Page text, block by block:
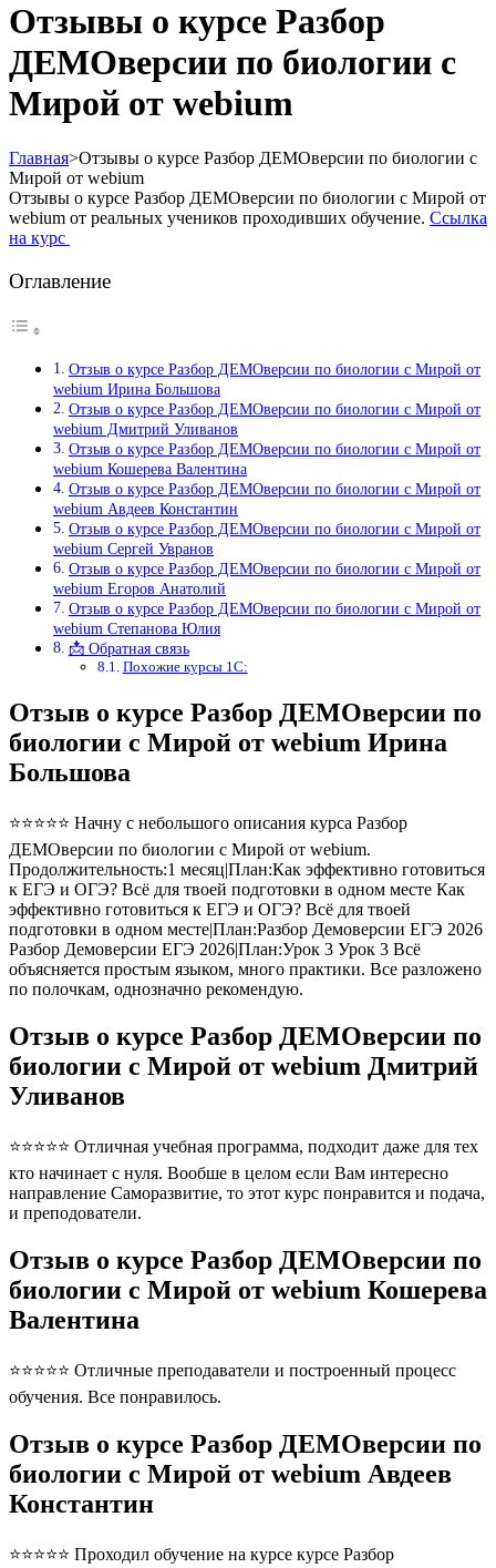
Отзывы о курсе Разбор
ДЕМОверсии по биологии с
Мирой от webium
Главная>Отзывы о курсе Разбор ДЕМОверсии по биологии с
Мирой от webium
Отзывы о курсе Разбор ДЕМОверсии по биологии с Мирой от
webium от реальных учеников проходивших обучение. Ссылка
на курс
Оглавление
Отзыв о курсе Разбор ДЕМОверсии по биологии с Мирой от
webium Ирина Большова
Отзыв о курсе Разбор ДЕМОверсии по биологии с Мирой от
webium Дмитрий Уливанов
Отзыв о курсе Разбор ДЕМОверсии по биологии с Мирой от
webium Кошерева Валентина
Отзыв о курсе Разбор ДЕМОверсии по биологии с Мирой от
webium Авдеев Константин
Отзыв о курсе Разбор ДЕМОверсии по биологии с Мирой от
webium Сергей Увранов
Отзыв о курсе Разбор ДЕМОверсии по биологии с Мирой от
webium Егоров Анатолий
Отзыв о курсе Разбор ДЕМОверсии по биологии с Мирой от
webium Степанова Юлия
📩 Обратная связь
Похожие курсы 1С:
Отзыв о курсе Разбор ДЕМОверсии по
биологии с Мирой от webium Ирина
Большова
⭐⭐⭐⭐⭐ Начну с небольшого описания курса Разбор
ДЕМОверсии по биологии с Мирой от webium.
Продолжительность:1 месяц|План:Как эффективно готовиться
к ЕГЭ и ОГЭ? Всё для твоей подготовки в одном месте Как
эффективно готовиться к ЕГЭ и ОГЭ? Всё для твоей
подготовки в одном месте|План:Разбор Демоверсии ЕГЭ 2026
Разбор Демоверсии ЕГЭ 2026|План:Урок 3 Урок 3 Всё
объясняется простым языком, много практики. Все разложено
по полочкам, однозначно рекомендую.
Отзыв о курсе Разбор ДЕМОверсии по
биологии с Мирой от webium Дмитрий
Уливанов
⭐⭐⭐⭐⭐ Отличная учебная программа, подходит даже для тех
кто начинает с нуля. Вообше в целом если Вам интересно
направление Саморазвитие, то этот курс понравится и подача,
и преподователи.
Отзыв о курсе Разбор ДЕМОверсии по
биологии с Мирой от webium Кошерева
Валентина
⭐⭐⭐⭐⭐ Отличные преподаватели и построенный процесс
обучения. Все понравилось.
Отзыв о курсе Разбор ДЕМОверсии по
биологии с Мирой от webium Авдеев
Константин
⭐⭐⭐⭐⭐ Проходил обучение на курсе курсе Разбор